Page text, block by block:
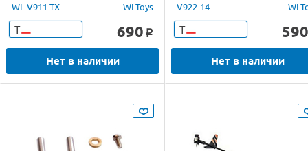
WL-V911-TX WLToys
Т 690 o
Нет в наличии
V922-14
Т 590
Нет в наличии